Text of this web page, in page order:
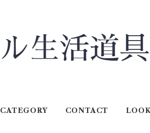
CATEGORY CONTACT